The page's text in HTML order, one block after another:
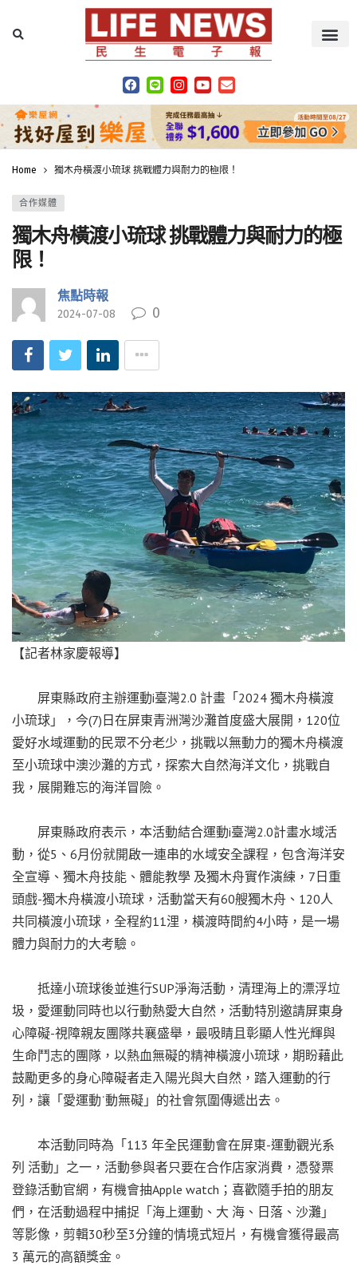
Home 獨木舟橫渡小琉球 挑戰體力與耐力的極限！
合作媒體
獨木舟橫渡小琉球 挑戰體力與耐力的極
限！
焦點時報
2024-07-08 0
【記者林家慶報導】
屏東縣政府主辦運動i臺灣2.0 計畫「2024 獨木舟橫渡
小琉球」，今(7)日在屏東青洲灣沙灘首度盛大展開，120位
愛好水域運動的民眾不分老少，挑戰以無動力的獨木舟橫渡
至小琉球中澳沙灘的方式，探索大自然海洋文化，挑戰自
我，展開難忘的海洋冒險。
屏東縣政府表示，本活動結合運動i臺灣2.0計畫水域活
動，從5、6月份就開啟一連串的水域安全課程，包含海洋安
全宣導、獨木舟技能、體能教學 及獨木舟實作演練，7日重
頭戲-獨木舟橫渡小琉球，活動當天有60艘獨木舟、120人
共同橫渡小琉球，全程約11浬，橫渡時間約4小時，是一場
體力與耐力的大考驗。
抵達小琉球後並進行SUP淨海活動，清理海上的漂浮垃
圾，愛運動同時也以行動熱愛大自然，活動特別邀請屏東身
心障礙-視障親友團隊共襄盛舉，最吸睛且彰顯人性光輝與
生命鬥志的團隊，以熱血無礙的精神橫渡小琉球，期盼藉此
鼓勵更多的身心障礙者走入陽光與大自然，踏入運動的行
列，讓「愛運動˙動無礙」的社會氛圍傳遞出去。
本活動同時為「113 年全民運動會在屏東-運動觀光系
列 活動」之一，活動參與者只要在合作店家消費，憑發票
登錄活動官網，有機會抽Apple watch；喜歡隨手拍的朋友
們，在活動過程中捕捉「海上運動、大 海、日落、沙灘」
等影像，剪輯30秒至3分鐘的情境式短片，有機會獲得最高
3 萬元的高額獎金。